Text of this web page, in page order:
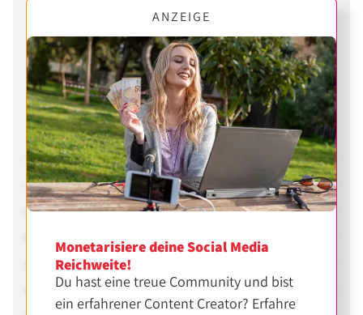
ANZEIGE
Monetarisiere deine Social Media
Reichweite!
Du hast eine treue Community und bist
ein erfahrener Content Creator? Erfahre